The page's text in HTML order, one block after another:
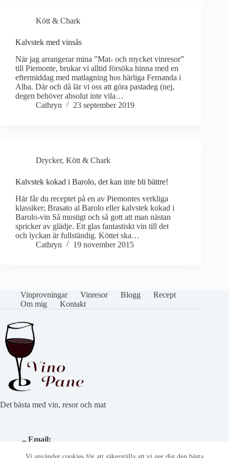
Kött & Chark
Kalvstek med vinsås
När jag arrangerar mina ”Mat- och mycket vinresor”
till Piemonte, brukar vi alltid försöka hinna med en
eftermiddag med matlagning hos härliga Fernanda i
Alba. Där och då lär vi oss att göra pastadeg (nej,
degen behöver absolut inte vila…
Cathryn
23 september 2019
Drycker, Kött & Chark
Kalvstek kokad i Barolo, det kan inte bli bättre!
Här får du receptet på en av Piemontes verkliga
klassiker; Brasato al Barolo eller kalvstek kokad i
Barolo-vin Så mustigt och så gott att man nästan
spricker av glädje. Ett glas fantastiskt vin till det
och lyckan är fullständig. Köttet ska…
Cathryn
19 november 2015
Vinprovningar Vinresor Blogg
Recept
Om mig
Kontakt
Det bästa med vin, resor och mat
Email: